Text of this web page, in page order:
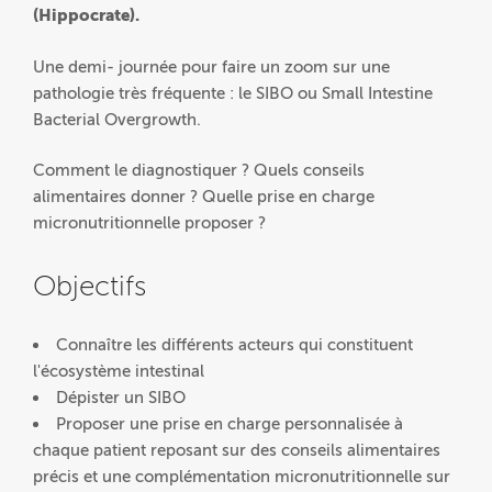
(Hippocrate).
Une demi- journée pour faire un zoom sur une
pathologie très fréquente : le SIBO ou Small Intestine
Bacterial Overgrowth.
Comment le diagnostiquer ? Quels conseils
alimentaires donner ? Quelle prise en charge
micronutritionnelle proposer ?
Objectifs
Connaître les différents acteurs qui constituent
l'écosystème intestinal
Dépister un SIBO
Proposer une prise en charge personnalisée à
chaque patient reposant sur des conseils alimentaires
précis et une complémentation micronutritionnelle sur